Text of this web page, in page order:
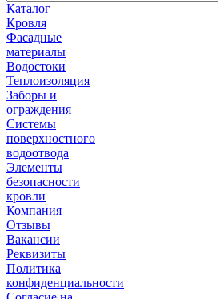
Каталог
Кровля
Фасадные
материалы
Водостоки
Теплоизоляция
Заборы и
ограждения
Системы
поверхностного
водоотвода
Элементы
безопасности
кровли
Компания
Отзывы
Вакансии
Реквизиты
Политика
конфиденциальности